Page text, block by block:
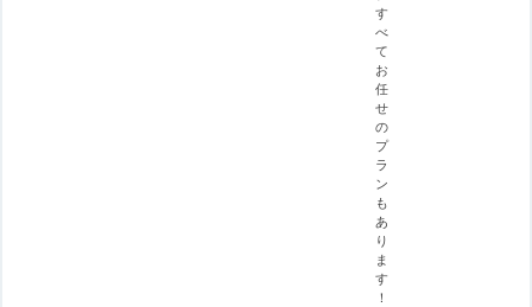
す
べ
て
お
任
せ
の
プ
ラ
ン
も
あ
り
ま
す
！